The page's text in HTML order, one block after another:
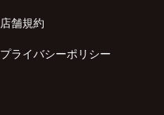
店舗規約
プライバシーポリシー